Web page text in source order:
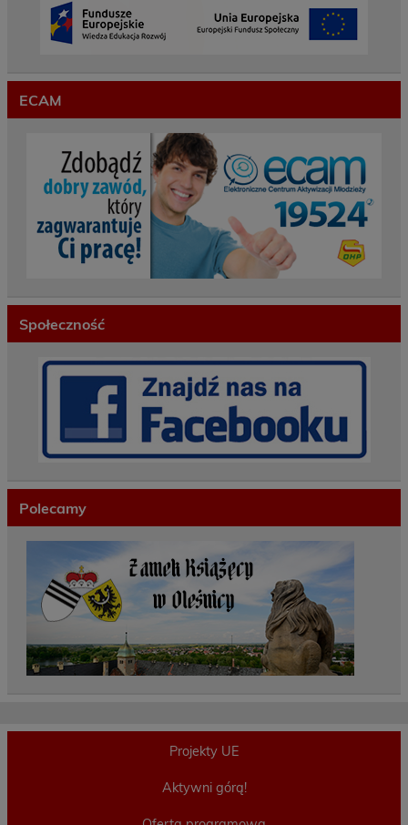
ECAM
Społeczność
Polecamy
Projekty UE
Aktywni górą!